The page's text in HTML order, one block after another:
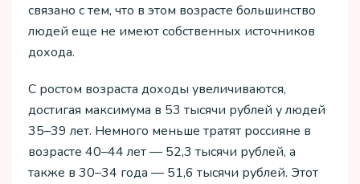
связано с тем, что в этом возрасте большинство
людей еще не имеют собственных источников
дохода.
С ростом возраста доходы увеличиваются,
достигая максимума в 53 тысячи рублей у людей
35–39 лет. Немного меньше тратят россияне в
возрасте 40–44 лет — 52,3 тысячи рублей, а
также в 30–34 года — 51,6 тысячи рублей. Этот